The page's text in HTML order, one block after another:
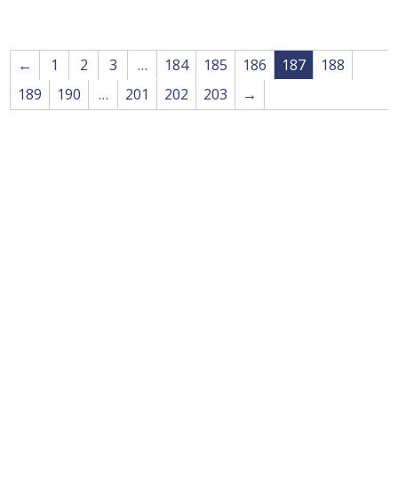
← 1 2 3 … 184 185 186 187
188
189
190 … 201 202 203 →